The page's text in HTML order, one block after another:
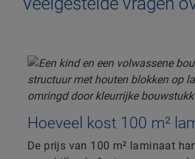
Hoeveel kost 100 m²
De prijs van 100 m² laminaat